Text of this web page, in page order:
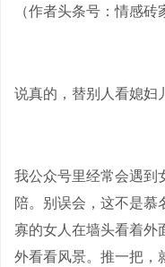
（作者头条号：情感砖
说真的，替别人看媳妇
我公众号里经常会遇到
陪。别误会，这不是
寡的女人在墙头看着外
外看看风景。推一把，